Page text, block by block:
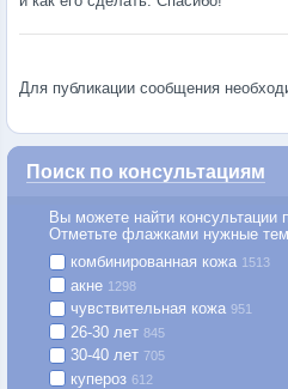
Для публикации сообщения
Поиск по консультациям
Вы можете найти
Отметьте флажками нужные
комбинированная кожа 1513
акне 1298
чувствительная кожа 951
26-30 лет 845
30-40 лет 705
купероз 612